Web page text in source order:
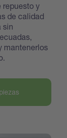
repuesto y
de calidad
sin
mantenerlos